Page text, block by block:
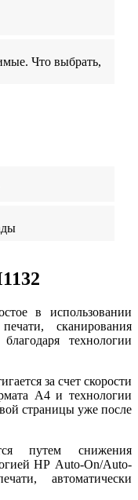
Что выбрать,
в использовании
сканирования
технологии
за счет скорости
А4 и технологии
страницы уже после
путем снижения
HP Auto-On/Auto-
автоматически